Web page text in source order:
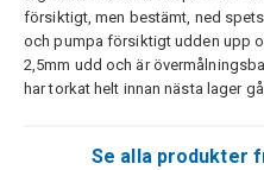
försiktigt, men bestämt, ned
och pumpa försiktigt udden upp
2,5mm udd och är
har torkat helt innan nästa lager
Se alla produkter